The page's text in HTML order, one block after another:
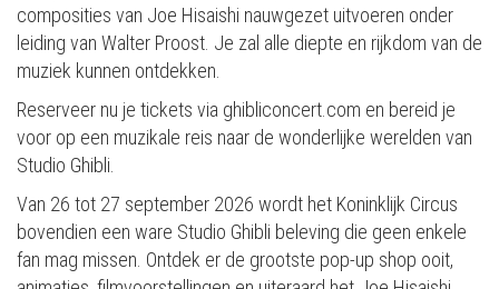
composities van Joe Hisaishi nauwgezet uitvoeren onder
leiding van Walter Proost. Je zal alle diepte en rijkdom van de
muziek kunnen ontdekken.
Reserveer nu je tickets via ghibliconcert.com en bereid je
voor op een muzikale reis naar de wonderlijke werelden van
Studio Ghibli.
Van 26 tot 27 september 2026 wordt het Koninklijk Circus
bovendien een ware Studio Ghibli beleving die geen enkele
fan mag missen. Ontdek er de grootste pop-up shop ooit,